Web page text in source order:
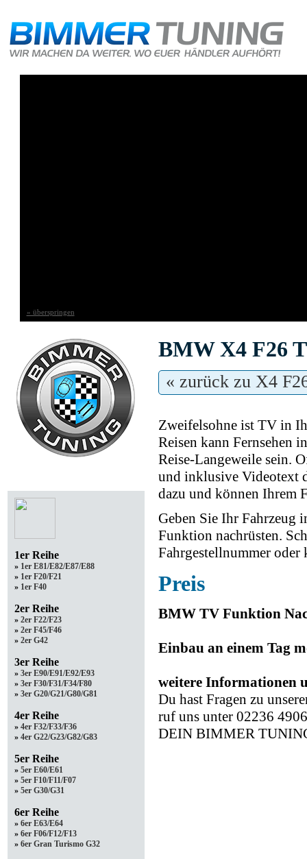
» überspringen
1er Reihe
» 1er E81/E82/E87/E88
» 1er F20/F21
» 1er F40
2er Reihe
» 2er F22/F23
» 2er F45/F46
» 2er G42
3er Reihe
» 3er E90/E91/E92/E93
» 3er F30/F31/F34/F80
» 3er G20/G21/G80/G81
4er Reihe
» 4er F32/F33/F36
» 4er G22/G23/G82/G83
5er Reihe
» 5er E60/E61
» 5er F10/F11/F07
» 5er G30/G31
6er Reihe
» 6er E63/E64
» 6er F06/F12/F13
» 6er Gran Turismo G32
BMW X4 F26
« zurück zu X4
Zweifelsohne ist TV in
Reisen kann Fernsehen
Reise-Langeweile sein.
und inklusive Videotext
dazu und können Ihrem
Geben Sie Ihr Fahrzeug
Funktion nachrüsten.
Fahrgestellnummer
Preis
BMW TV Funktion
Einbau an einem Tag
weitere Informationen
Du hast Fragen zu
ruf uns unter 02236
DEIN BIMMER